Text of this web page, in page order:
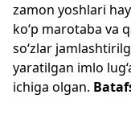
zamon yoshlari
ko‘p marotaba va
so‘zlar
yaratilgan imlo
ichiga olgan.